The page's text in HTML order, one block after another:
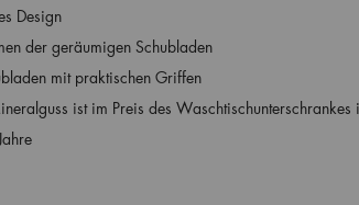
Design
der geräumigen Schubladen
mit praktischen Griffen
ist im Preis des Waschtischunterschrankes